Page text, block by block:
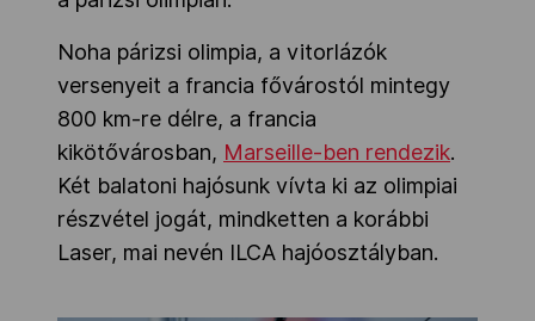
Noha párizsi olimpia, a vitorlázók
versenyeit a francia fővárostól mintegy
800 km-re délre, a francia
kikötővárosban, Marseille-ben rendezik.
Két balatoni hajósunk vívta ki az olimpiai
részvétel jogát, mindketten a korábbi
Laser, mai nevén ILCA hajóosztályban.